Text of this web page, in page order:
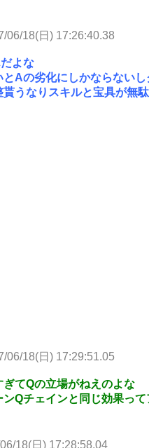
06/18(日) 17:26:40.38
よな
Aの劣化にしかならない
うなりスキルと宝具が無
06/18(日) 17:29:51.05
てQの立場がねえのよな
Qチェインと同じ効果っ
18(日) 17:28:58.04